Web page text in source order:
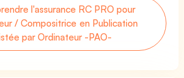
l'assurance RC PRO pour
/ Compositrice en Publication
par Ordinateur -PAO-